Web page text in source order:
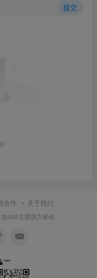
提交
合作 关于我们
由zibll主题强力驱动.